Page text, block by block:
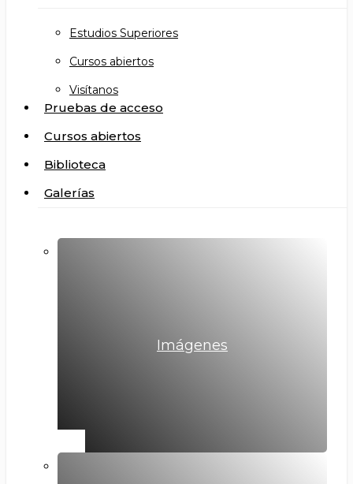
Estudios Superiores
Cursos abiertos
Visítanos
Pruebas de acceso
Cursos abiertos
Biblioteca
Galerías
Imágenes